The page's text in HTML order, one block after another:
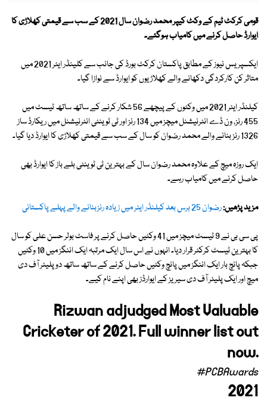
قومی کرکٹ ٹیم کے وکٹ کیپر محمد رضوان سال 2021 کے سب سے قیمتی کھلاڑی کا
ایوارڈ حاصل کرنے میں کامیاب ہوگئے۔
ایکسپریس نیوز کے مطابق پاکستان کرکٹ بورڈ کی جانب سے کلینڈر ایئر 2021 میں
متاثر کن کارکردگی دکھانے والے کھلاڑیوں کو ایوارڈ سے نوازا گیا۔
کیلنڈر ایئر 2021 میں وکٹوں کے پیچھے 56 شکار کرنے کے ساتھ ساتھ ٹیسٹ میں
455 رنز، ون ڈے انٹرنیشنل میچز میں 134 رنز اور ٹی ٹوینٹی انٹرنیشنل میں ریکارڈ ساز
1326 رنز بنانے والے محمد رضوان کو سال کے سب سے قیمتی کھلاڑی کا ایوارڈ دیا گیا۔
ایک روزہ میچ کے علاوہ محمد رضوان سال کے بہترین ٹی ٹوینٹی بلے باز کا ایوارڈ بھی
حاصل کرنے میں کامیاب رہے۔
مزید پڑھیں:رضوان 25 برس بعد کیلنڈر ایئر میں زیادہ رنزبنانے والے پہلے پاکستانی
پی سی بی نے 9 ٹیسٹ میچز میں 41 وکٹیں حاصل کرنے پر فاسٹ بولر حسن علی کو سال
کا بہترین ٹیسٹ کرکٹر قرار دیا۔ انہوں نے اس سال ایک مرتبہ ایک اننگز میں 10 وکٹیں
جبکہ پانچ بار ایک اننگز میں پانچ وکٹیں حاصل کرنے کے ساتھ ساتھ دو پلیئر آف دی
میچ اور ایک پلیئر آف دی سیریز کے ایوارڈز بھی اپنے نام کیے۔
Rizwan adjudged Most Valuable
Cricketer of 2021. Full winner list out
now.
#PCBAwards
2021